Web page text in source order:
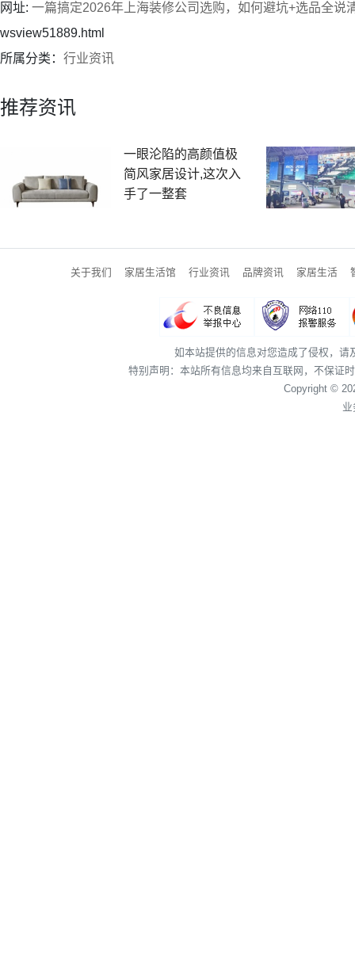
网址: 一篇搞定2026年上海装修公司选购，如何避坑+选品全说
wsview51889.html
所属分类： 行业资讯
推荐资讯
一眼沦陷的高颜值极
简风家居设计,这次入
手了一整套
关于我们 家居生活馆 行业资讯 品牌资讯 家居生活
如本站提供的信息对您造成了侵权，
特别声明：本站所有信息均来自互联网，不保证
Copyright ©